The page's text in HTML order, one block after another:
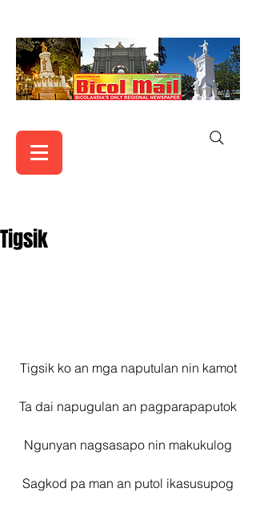
Tigsik
Tigsik ko an mga naputulan nin kamot
Ta dai napugulan an pagparapaputok
Ngunyan nagsasapo nin makukulog
Sagkod pa man an putol ikasusupog